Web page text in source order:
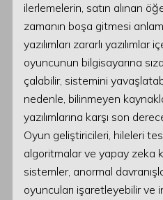
ilerlemelerin, satın alınan
zamanın boşa gitmesi
yazılımları zararlı yazılımlar
oyuncunun bilgisayarına
çalabilir, sistemini
nedenle, bilinmeyen
yazılımlarına karşı son
Oyun geliştiricileri, hileleri
algoritmalar ve yapay zeka
sistemler, anormal
oyuncuları işaretleyebilir ve